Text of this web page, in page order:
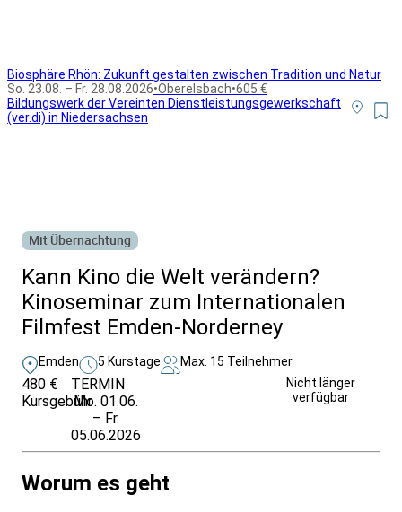
Biosphäre Rhön: Zukunft gestalten zwischen Tradition und Natur
So. 23.08. – Fr. 28.08.2026•Oberelsbach•605 €
Bildungswerk der Vereinten Dienstleistungsgewerkschaft
(ver.di) in Niedersachsen
Mit Übernachtung
Kann Kino die Welt verändern?
Kinoseminar zum Internationalen
Filmfest Emden-Norderney
Emden 5 Kurstage Max. 15 Teilnehmer
480 €
Kursgebühr
TERMIN
Mo. 01.06.
– Fr.
05.06.2026
Nicht länger
verfügbar
Worum es geht